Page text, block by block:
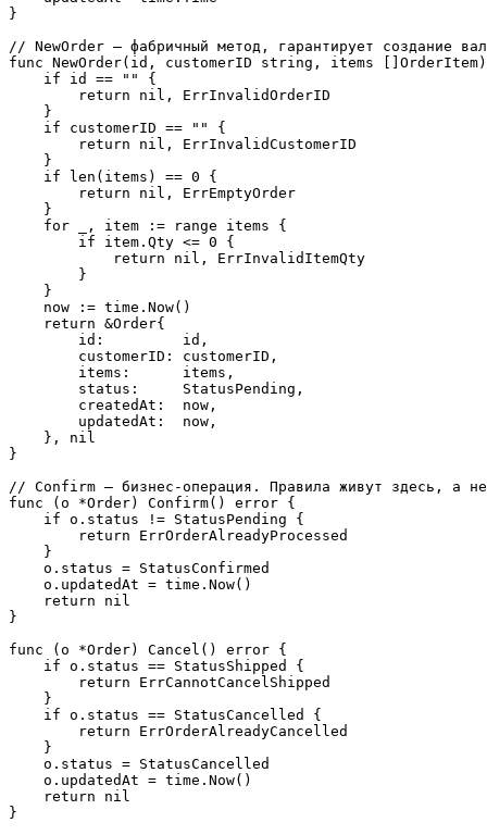
}
// NewOrder — фабричный метод, гарантирует создание
func NewOrder(id, customerID string, items
    if id == "" {
        return nil, ErrInvalidOrderID
    }
    if customerID == "" {
        return nil, ErrInvalidCustomerID
    }
    if len(items) == 0 {
        return nil, ErrEmptyOrder
    }
    for _, item := range items {
        if item.Qty <= 0 {
            return nil, ErrInvalidItemQty
        }
    }
    now := time.Now()
    return &Order{
        id:         id,
        customerID: customerID,
        items:      items,
        status:     StatusPending,
        createdAt:  now,
        updatedAt:  now,
    }, nil
}
// Confirm — бизнес-операция. Правила живут здесь, а
func (o *Order) Confirm() error {
    if o.status != StatusPending {
        return ErrOrderAlreadyProcessed
    }
    o.status = StatusConfirmed
    o.updatedAt = time.Now()
    return nil
}
func (o *Order) Cancel() error {
    if o.status == StatusShipped {
        return ErrCannotCancelShipped
    }
    if o.status == StatusCancelled {
        return ErrOrderAlreadyCancelled
    }
    o.status = StatusCancelled
    o.updatedAt = time.Now()
    return nil
}